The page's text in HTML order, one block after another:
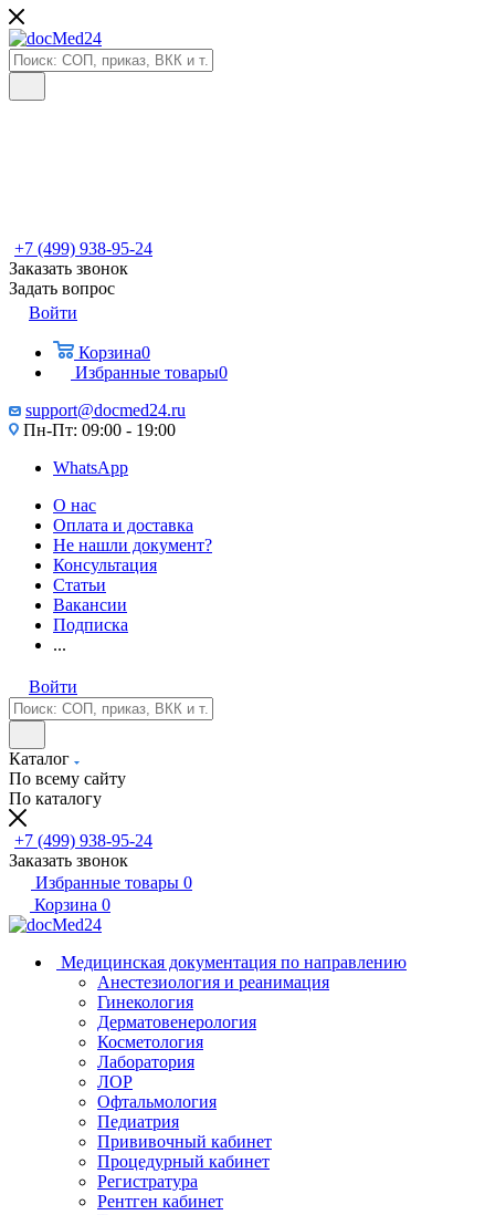
+7 (499) 938-95-24
Заказать звонок
Задать вопрос
Войти
Корзина0
Избранные товары0
support@docmed24.ru
Пн-Пт: 09:00 - 19:00
WhatsApp
О нас
Оплата и доставка
Не нашли документ?
Консультация
Статьи
Вакансии
Подписка
...
Войти
Каталог
По всему сайту
По каталогу
+7 (499) 938-95-24
Заказать звонок
Избранные товары 0
Корзина 0
Медицинская документация по направлению
Анестезиология и реанимация
Гинекология
Дерматовенерология
Косметология
Лаборатория
ЛОР
Офтальмология
Педиатрия
Прививочный кабинет
Процедурный кабинет
Регистратура
Рентген кабинет